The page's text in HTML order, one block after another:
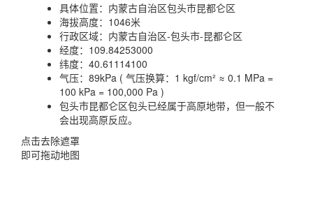
具体位置： 内蒙古自治区包头市昆都仑区
海拔高度： 1046米
行政区域： 内蒙古自治区-包头市-昆都仑区
经度： 109.84253000
纬度： 40.61114100
气压： 89kPa ( 气压换算：1 kgf/cm² ≈ 0.1 MPa =
100 kPa = 100,000 Pa )
包头市昆都仑区包头已经属于高原地带，但一般不
会出现高原反应。
点击去除遮罩
即可拖动地图